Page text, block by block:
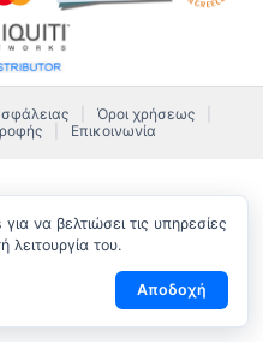
Όροι χρήσεως
Επικοινωνία
να βελτιώσει τις υπηρεσίες
λειτουργία του.
Αποδοχή